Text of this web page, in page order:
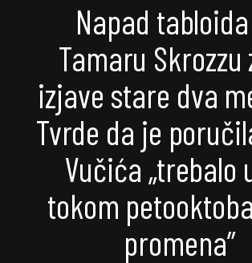
Napad
Tamaru Skrozzu
izjave stare dva
Tvrde da je
Vučića „trebalo
tokom
promena”